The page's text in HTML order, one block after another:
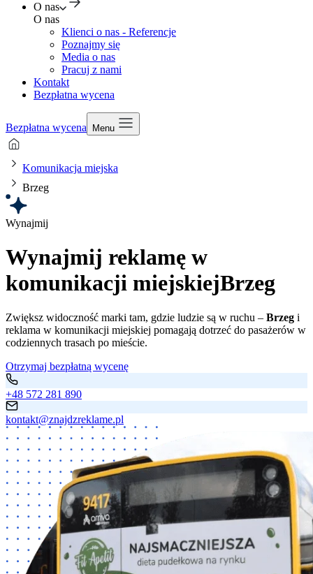
O nas
O nas
Klienci o nas - Referencje
Poznajmy się
Media o nas
Pracuj z nami
Kontakt
Bezpłatna wycena
Bezpłatna wycena Menu
Komunikacja miejska
Brzeg
Wynajmij
Wynajmij reklamę w
komunikacji miejskiejBrzeg
Zwiększ widoczność marki tam, gdzie ludzie są w ruchu – Brzeg i
reklama w komunikacji miejskiej pomagają dotrzeć do pasażerów w
codziennych trasach po mieście.
Otrzymaj bezpłatną wycenę
+48 572 281 890
kontakt@znajdzreklame.pl